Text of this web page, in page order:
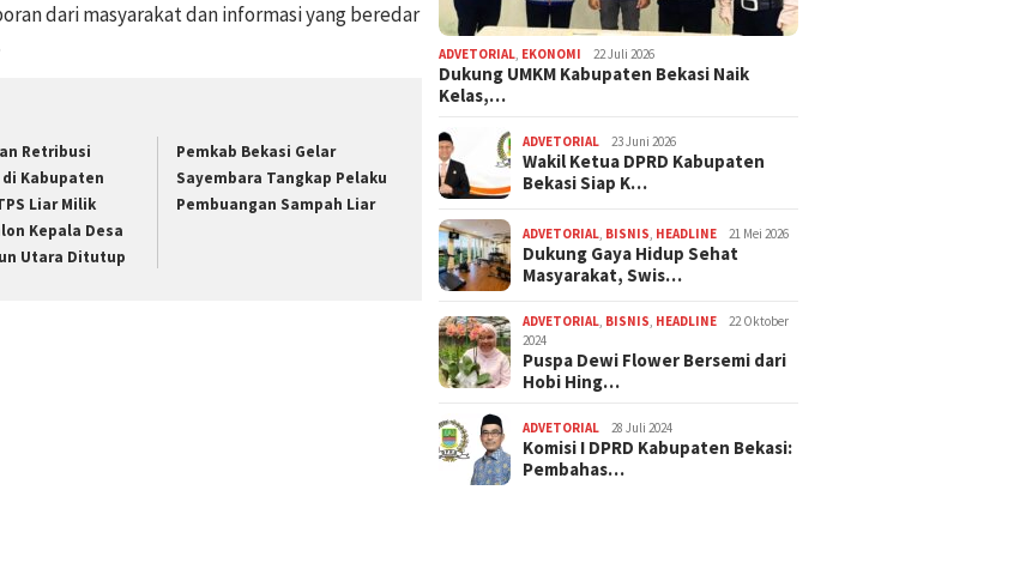
dari masyarakat dan informasi yang beredar
Retribusi
di Kabupaten
Liar Milik
Kepala Desa
Utara Ditutup
Pemkab Bekasi Gelar
Sayembara Tangkap Pelaku
Pembuangan Sampah Liar
ADVETORIAL EKONOMI 22 Juli 2026
Dukung UMKM Kabupaten Bekasi Naik
Kelas,…
ADVETORIAL 23 Juni 2026
Wakil Ketua DPRD Kabupaten
Bekasi Siap K…
ADVETORIAL BISNIS HEADLINE 21 Mei 2026
Dukung Gaya Hidup Sehat
Masyarakat, Swis…
ADVETORIAL BISNIS HEADLINE
22 Oktober
2024
Puspa Dewi Flower Bersemi dari
Hobi Hing…
ADVETORIAL 28 Juli 2024
Komisi I DPRD Kabupaten Bekasi:
Pembahas…